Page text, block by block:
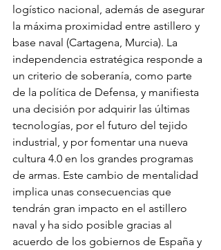
logístico nacional, además de asegurar
la máxima proximidad entre astillero y
base naval (Cartagena, Murcia). La
independencia estratégica responde a
un criterio de soberanía, como parte
de la política de Defensa, y manifiesta
una decisión por adquirir las últimas
tecnologías, por el futuro del tejido
industrial, y por fomentar una nueva
cultura 4.0 en los grandes programas
de armas. Este cambio de mentalidad
implica unas consecuencias que
tendrán gran impacto en el astillero
naval y ha sido posible gracias al
acuerdo de los gobiernos de España y